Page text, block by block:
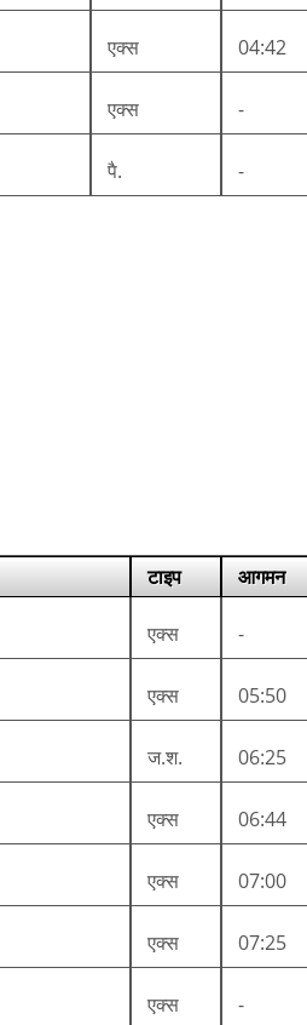
एक्स 04:42
एक्स -
पै. -
टाइप आगमन
एक्स -
एक्स 05:50
ज.श. 06:25
एक्स 06:44
एक्स 07:00
एक्स 07:25
एक्स -